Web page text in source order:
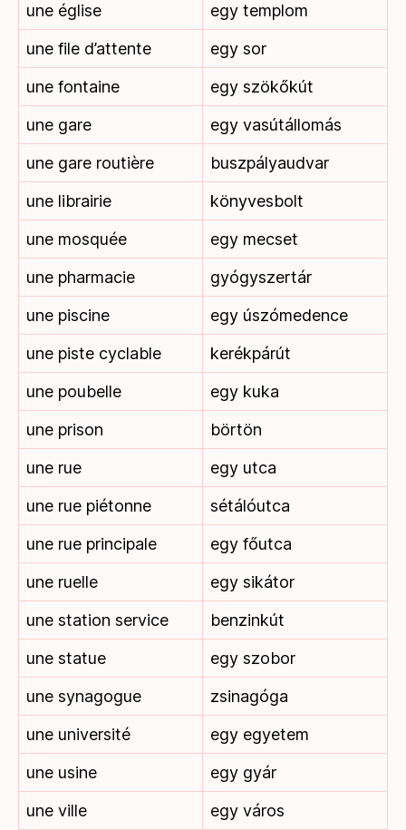
une église
egy templom
une file d’attente
egy sor
une fontaine
egy szökőkút
une gare
egy vasútállomás
une gare routière
buszpályaudvar
une librairie
könyvesbolt
une mosquée
egy mecset
une pharmacie
gyógyszertár
une piscine
egy úszómedence
une piste cyclable
kerékpárút
une poubelle
egy kuka
une prison
börtön
une rue
egy utca
une rue piétonne
sétálóutca
une rue principale
egy főutca
une ruelle
egy sikátor
une station service
benzinkút
une statue
egy szobor
une synagogue
zsinagóga
une université
egy egyetem
une usine
egy gyár
une ville
egy város